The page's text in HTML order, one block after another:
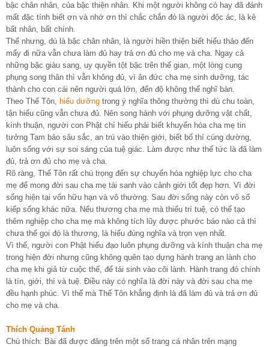
bậc chân nhân, của bậc thiện nhân. Khi một người không có hay đã đánh
mất đặc tính biết ơn và nhớ ơn thì chắc chắn đó là người độc ác, là kẻ
bất nhân, bất chính.
Thế nhưng, dù là bậc chân nhân, là người hiền thiện biết hiếu thảo đến
mấy đi nữa vẫn chưa làm đủ hay trả ơn đủ cho mẹ và cha. Ngay cả
những bậc giàu sang, uy quyền tột bậc trên thế gian, một lòng cung
phụng song thân thì vẫn không đủ, vì ân đức cha mẹ sinh dưỡng, tác
thành cho con cái nên người quá lớn, đến độ không thể nghĩ bàn.
Theo Thế Tôn, hiếu dưỡng trong ý nghĩa thông thường thì dù chu toàn,
tận hiếu cũng vẫn chưa đủ. Nên song hành với phụng dưỡng vật chất,
kính thuận, người con Phật chí hiếu phải biết khuyến hóa cha mẹ tin
tưởng Tam bảo sâu sắc, an trú vào thiện giới, biết bố thí cúng dường,
luôn sống với sự soi sáng của tuệ giác. Làm được như thế tức là đã làm
đủ, trả ơn đủ cho mẹ và cha.
Rõ ràng, Thế Tôn rất chú trọng đến sự chuyển hóa nghiệp lực cho cha
mẹ để mong đời sau cha mẹ tái sanh vào cảnh giới tốt đẹp hơn. Vì đời
sống hiện tại vốn hữu hạn và vô thường. Sau đời sống này còn vô số
kiếp sống khác nữa. Nếu thương cha mẹ mà thiếu trí tuệ, có thể tạo
thêm nghiệp cho cha mẹ mà không tích lũy được phước báo nào cả thì
chưa thể gọi đó là thương, là hiếu đúng nghĩa và trọn vẹn nhất.
Vì thế, người con Phật hiếu đạo luôn phụng dưỡng và kính thuận cha mẹ
trong hiện đời nhưng cũng không quên tạo dựng hành trang an lành cho
cha mẹ khi giả từ cuộc thế, để tái sinh vào cõi lành. Hành trang đó chính
là tín, giới, thí và tuệ. Điều này có nghĩa là đời này và đời sau cha mẹ
đều hạnh phúc. Vì thế mà Thế Tôn khẳng định là đã làm đủ và trả ơn đủ
cho mẹ và cha.
Thích Quảng Tánh
Chú thích: Bài đã được đăng trên một số trang cá nhân trên mạng